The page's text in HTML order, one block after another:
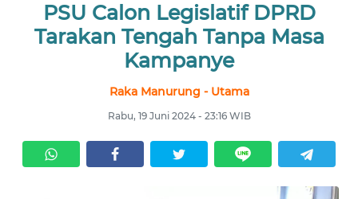
PSU Calon Legislatif DPRD
Tarakan Tengah Tanpa Masa
Kampanye
Raka Manurung - Utama
Rabu, 19 Juni 2024 - 23:16 WIB
UTAMA
SERBA-
SERBI